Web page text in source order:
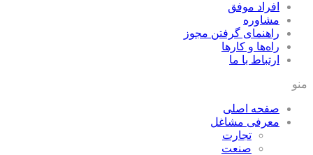
افراد موفق
مشاوره
راهنمای گرفتن مجوز
راه‌ها و كارها
ارتباط با ما
منو
صفحه اصلی
معرفی مشاغل
تجارت
صنعت